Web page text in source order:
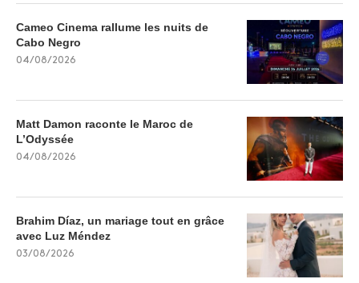
Cameo Cinema rallume les nuits de
Cabo Negro
04/08/2026
Matt Damon raconte le Maroc de
L’Odyssée
04/08/2026
Brahim Díaz, un mariage tout en grâce
avec Luz Méndez
03/08/2026